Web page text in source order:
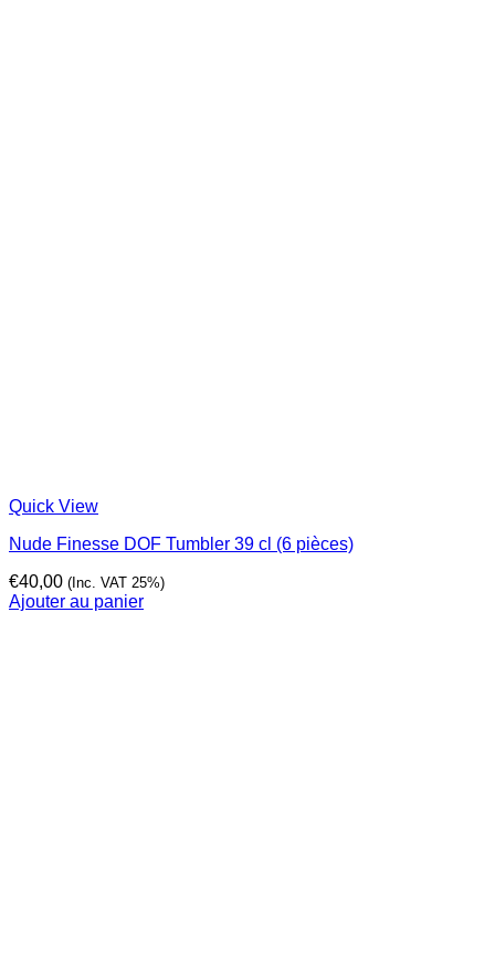
Quick View
Nude Finesse DOF Tumbler 39 cl (6 pièces)
€40,00 (Inc. VAT 25%)
Ajouter au panier